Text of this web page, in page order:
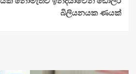
බිලියනයක ණයක්